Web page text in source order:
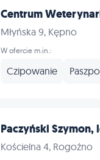
Centrum
Młyńska 9, Kępno
W ofercie m.in.:
Czipowanie
Paczyński Szymon,
Kościelna 4, Rogoźno